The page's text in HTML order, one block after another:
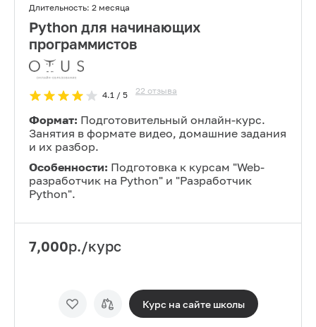
Длительность: 2 месяца
Python для начинающих
программистов
4.1/ 5 22 отзыва
Формат: Подготовительный онлайн-курс.
Занятия в формате видео, домашние задания
и их разбор.
Особенности: Подготовка к курсам "Web-
разработчик на Python" и "Разработчик
Python".
7,000р./курс
Курс на сайте школы